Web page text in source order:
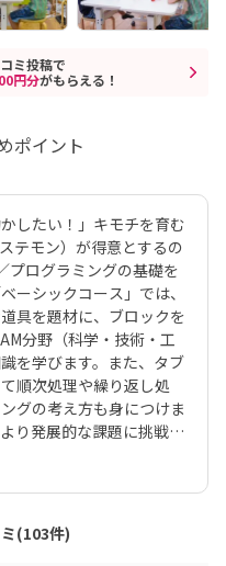
ミ投稿で
円分がもらえる！
ポイント
したい！」キモチを育む
テモン）が得意とするの
プログラミングの基礎を
ーシックコース」では、
具を題材に、ブロックを
分野（科学・技術・工
を学びます。また、タブ
順次処理や繰り返し処
グの考え方も身につけま
り発展的な課題に挑戦す
ロボット制御を学ぶ
ラス」など、発達段階に
年齢や目的に応じてコー
テコでは実際の授業を取
とても可愛らしく、教室
(103件)